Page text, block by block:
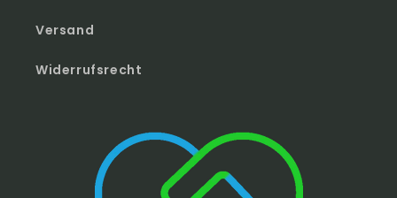
Versand
Widerrufsrecht